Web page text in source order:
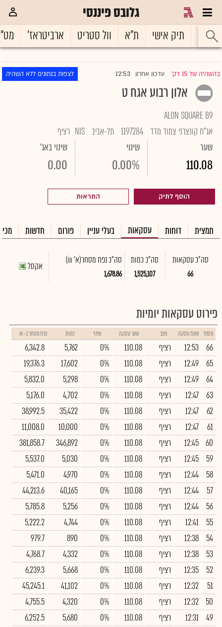
גלובס פיננסי
ראשי תיק אישי ת"א וול סטריט ארביטראז'
בהשהיה של 15 דק' |עדכון אחרון 12:53 לצפות בנתונים ללא השהיה
אלון רבוע אגח ט
ALON SQUARE B9
אג"ח קונצרני צמוד מדד 1197284 תל-אביב NIS רציף
שער
110.08
שינוי
0.00%
שינוי באג'
0.00
הוסף לתיק התראות
תמצית דוחות עסקאות בעלי עניין פורום חדשות
סה"כ עסקאות
66
סה"כ כמות
1,525,107
סה"כ נפח מסחר(א' ₪)
1,678.86
אקסל
פירוט עסקאות יומיות
מספר שעת עסקה מצב שער עסקה שינוי כמות נפח מסחר ב- ₪
66
12:53 רציף 110.08
0%
5,762
6,342.8
65
12:49 רציף 110.08
0%
17,602
19,376.3
64
12:49 רציף 110.08
0%
5,298
5,832.0
63
12:47 רציף 110.08
0%
4,702
5,176.0
62
12:47 רציף 110.08
0%
35,422
38,992.5
61
12:47 רציף 110.08
0%
10,000
11,008.0
60
12:45 רציף 110.08
0%
346,892
381,858.7
59
12:45 רציף 110.08
0%
5,030
5,537.0
58
12:44 רציף 110.08
0%
4,970
5,471.0
57
12:44 רציף 110.08
0%
40,165
44,213.6
56
12:44 רציף 110.08
0%
5,256
5,785.8
55
12:41 רציף 110.08
0%
4,744
5,222.2
54
12:38 רציף 110.08
0%
890
979.7
53
12:38 רציף 110.08
0%
4,332
4,768.7
52
12:35 רציף 110.08
0%
5,668
6,239.3
51
12:32 רציף 110.08
0%
41,102
45,245.1
50
12:32 רציף 110.08
0%
4,320
4,755.5
49
12:31 רציף 110.08
0%
5,680
6,252.5